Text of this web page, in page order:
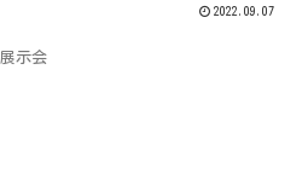
2022.09.07
示会